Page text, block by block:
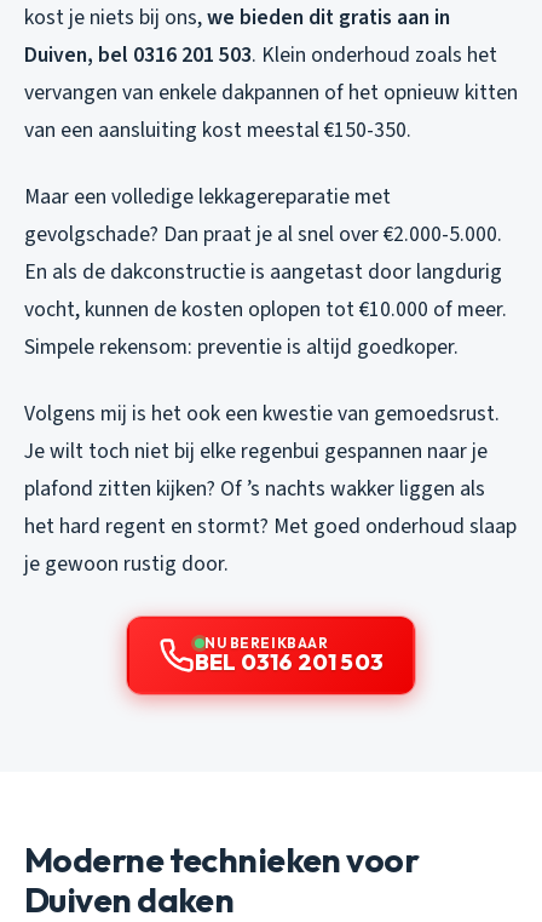
kost je niets bij ons,we bieden dit gratis aan in
Duiven, bel 0316 201 503. Klein onderhoud zoals het
vervangen van enkele dakpannen of het opnieuw kitten
van een aansluiting kost meestal €150-350.
Maar een volledige lekkagereparatie met
gevolgschade? Dan praat je al snel over €2.000-5.000.
En als de dakconstructie is aangetast door langdurig
vocht, kunnen de kosten oplopen tot €10.000 of meer.
Simpele rekensom: preventie is altijd goedkoper.
Volgens mij is het ook een kwestie van gemoedsrust.
Je wilt toch niet bij elke regenbui gespannen naar je
plafond zitten kijken? Of ’s nachts wakker liggen als
het hard regent en stormt? Met goed onderhoud slaap
je gewoon rustig door.
NU BEREIKBAAR
BEL 0316 201 503
Moderne technieken voor
Duiven daken